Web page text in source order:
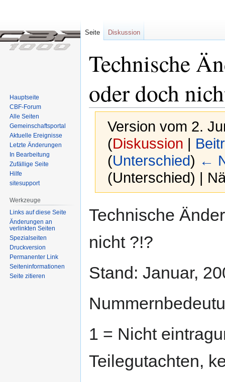
Technische
oder doch
Version vom 2.
(Diskussion |
(Unterschied) ←
(Unterschied) |
Navigation
Suche
Technische
nicht ?!?
Stand: Januar,
1 = Nicht
Teilegutachten,
Seite Diskussion
Hauptseite
CBF-Forum
Alle Seiten
Gemeinschafts­portal
Aktuelle Ereignisse
Letzte Änderungen
In Bearbeitung
Zufällige Seite
Hilfe
sitesupport
Werkzeuge
Links auf diese Seite
Änderungen an
verlinkten Seiten
Spezialseiten
Druckversion
Permanenter Link
Seiten­informationen
Seite zitieren